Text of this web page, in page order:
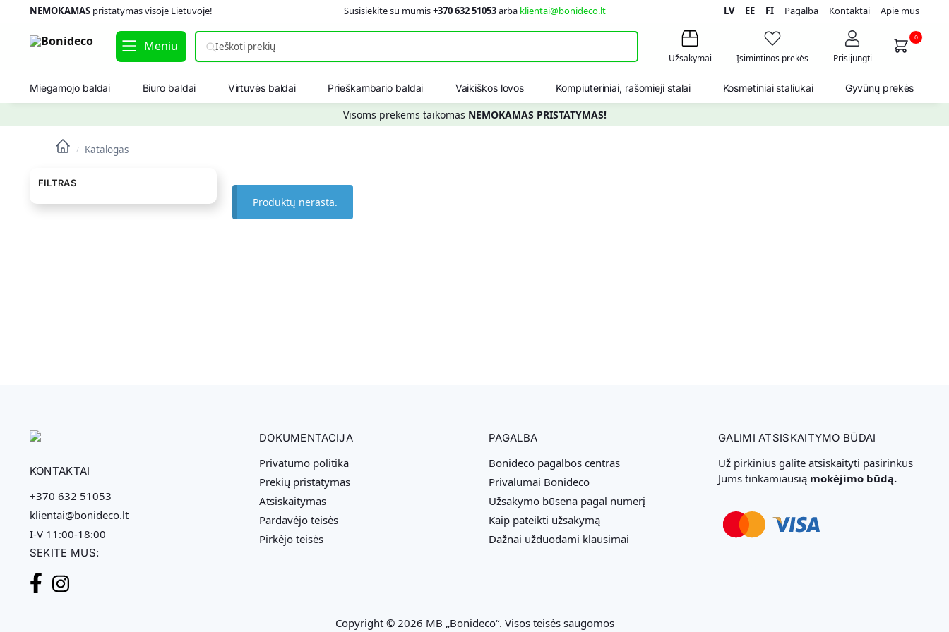
NEMOKAMASpristatymas visoje Lietuvoje! Susisiekite su mumis+370 632 51053arba klientai@bonideco.lt LV EE FI Pagalba Kontaktai Apie mus
Meniu
Užsakymai Įsimintinos prekės Prisijungti
0
Miegamojo baldai Biuro baldai Virtuvės baldai Prieškambario baldai Vaikiškos lovos Kompiuteriniai, rašomieji stalai Kosmetiniai staliukai Gyvūnų prekės
Visoms prekėms taikomas NEMOKAMAS PRISTATYMAS!
/ Katalogas
Produktų nerasta.
FILTRAS
KONTAKTAI
+370 632 51053
klientai@bonideco.lt
I-V 11:00-18:00
SEKITE MUS:
DOKUMENTACIJA
Privatumo politika
Prekių pristatymas
Atsiskaitymas
Pardavėjo teisės
Pirkėjo teisės
PAGALBA
Bonideco pagalbos centras
Privalumai Bonideco
Užsakymo būsena pagal numerį
Kaip pateikti užsakymą
Dažnai užduodami klausimai
GALIMI ATSISKAITYMO BŪDAI
Už pirkinius galite atsiskaityti pasirinkus
Jums tinkamiausią mokėjimo būdą.
Copyright © 2026 MB „Bonideco“. Visos teisės saugomos